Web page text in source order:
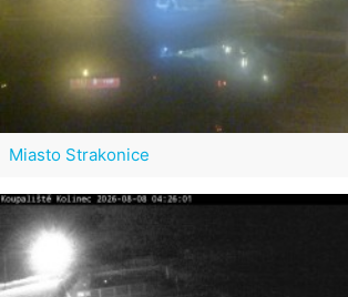
Miasto Strakonice